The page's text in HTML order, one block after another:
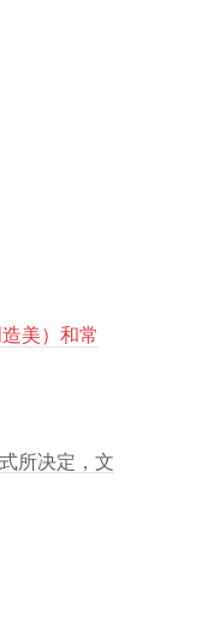
美）和常
所决定，文